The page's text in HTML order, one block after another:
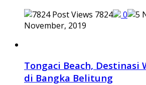
7824 0
November, 2019
Tongaci Beach, Destinasi
di Bangka Belitung